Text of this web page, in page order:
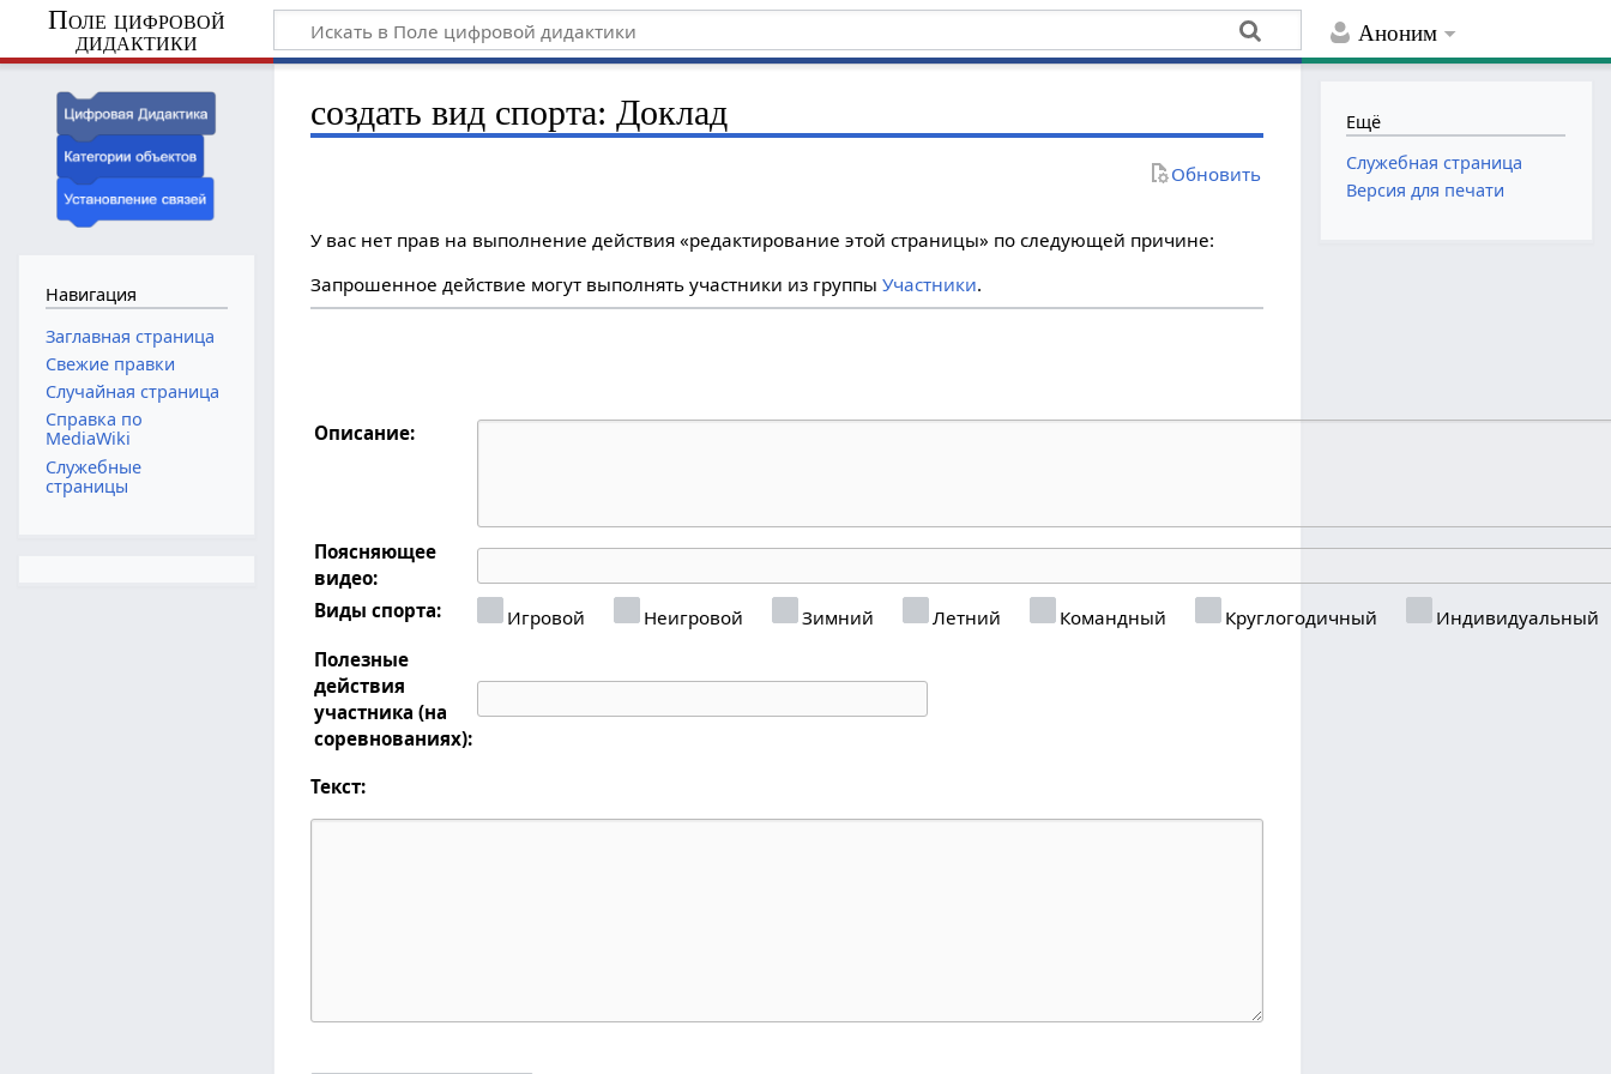
Аноним
Поле цифровой
дидактики
создать вид спорта: Доклад
Обновить
У вас нет прав на выполнение действия «редактирование этой страницы» по следующей причине:
Запрошенное действие могут выполнять участники из группыУчастники.
Описание:
Поясняющее
видео:
Виды спорта:
Игровой Неигровой Зимний Летний Командный Круглогодичный
Индивидуальный
Полезные
действия
участника (на
соревнованиях):
Текст:
Навигация
Заглавная страница
Свежие правки
Случайная страница
Справка по
MediaWiki
Служебные
страницы
Ещё
Служебная страница
Версия для печати